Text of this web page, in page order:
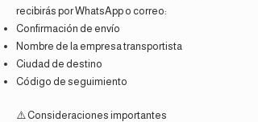
recibirás por WhatsApp o correo:
Confirmación de envío
Nombre de la empresa transportista
Ciudad de destino
Código de seguimiento
⚠️ Consideraciones importantes